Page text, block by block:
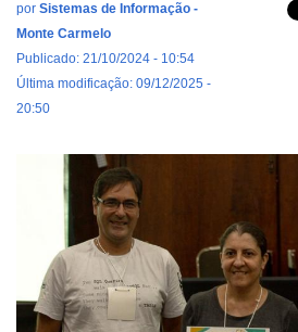
por Sistemas de Informação -
Monte Carmelo
Publicado: 21/10/2024 - 10:54
Última modificação: 09/12/2025 -
20:50